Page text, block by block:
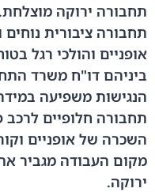
תחבורה ירוקה
תחבורה ציבורית נוחים
אופניים והולכי רגל
הנגישות משפיעה
תחבורה חלופיים לרכב
השכרה של אופניים
מקום העבודה מגביר
ירוקה.